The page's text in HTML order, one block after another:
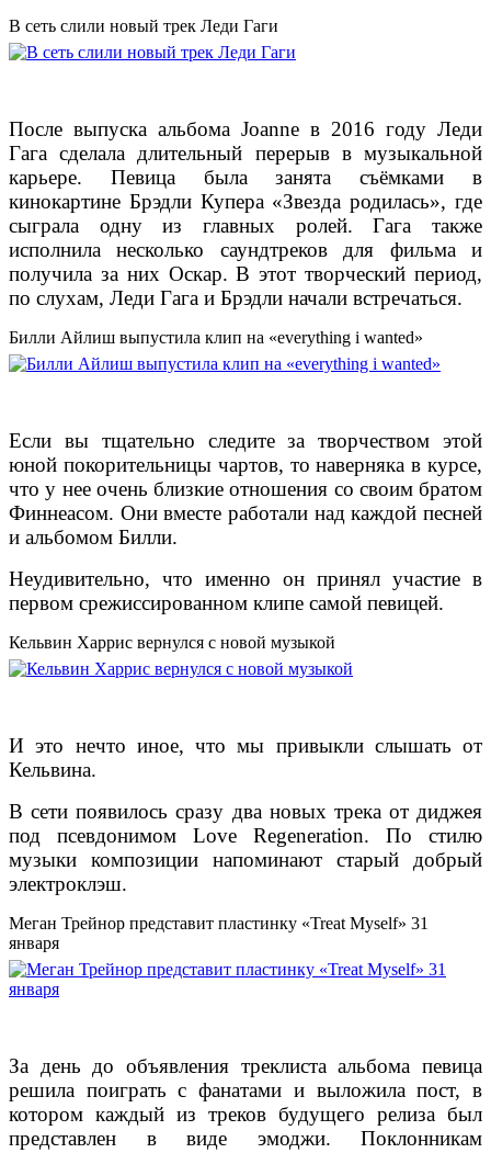
В сеть слили новый трек Леди Гаги
После выпуска альбома Joanne в 2016 году Леди
Гага сделала длительный перерыв в музыкальной
карьере. Певица была занята съёмками в
кинокартине Брэдли Купера «Звезда родилась», где
сыграла одну из главных ролей. Гага также
исполнила несколько саундтреков для фильма и
получила за них Оскар. В этот творческий период,
по слухам, Леди Гага и Брэдли начали встречаться.
Билли Айлиш выпустила клип на «everything i wanted»
Если вы тщательно следите за творчеством этой
юной покорительницы чартов, то наверняка в курсе,
что у нее очень близкие отношения со своим братом
Финнеасом. Они вместе работали над каждой песней
и альбомом Билли.
Неудивительно, что именно он принял участие в
первом срежиссированном клипе самой певицей.
Кельвин Харрис вернулся с новой музыкой
И это нечто иное, что мы привыкли слышать от
Кельвина.
В сети появилось сразу два новых трека от диджея
под псевдонимом Love Regeneration. По стилю
музыки композиции напоминают старый добрый
электроклэш.
Меган Трейнор представит пластинку «Treat Myself» 31
января
За день до объявления треклиста альбома певица
решила поиграть с фанатами и выложила пост, в
котором каждый из треков будущего релиза был
представлен в виде эмоджи. Поклонникам